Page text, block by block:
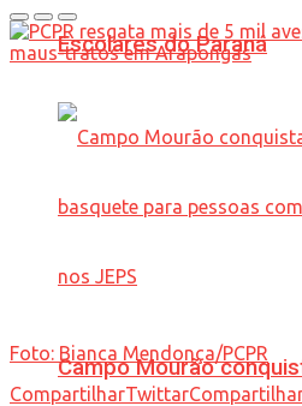
Escolares do Paraná
Campo Mourão
Foto: Bianca Mendonça/PCPR
CompartilharTwittar